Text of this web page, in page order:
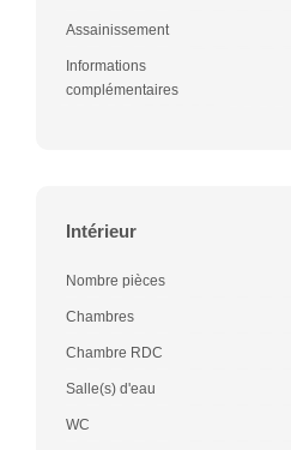
Assainissement
Informations
complémentaires
Intérieur
Nombre pièces
Chambres
Chambre RDC
Salle(s) d'eau
WC